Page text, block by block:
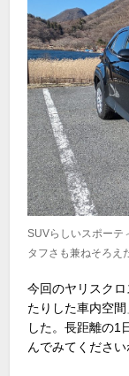
SUVらしいスポーテ
タフさも兼ねそろえ
今回のヤリスク
たりした車内空
した。長距離の1
んでみてください